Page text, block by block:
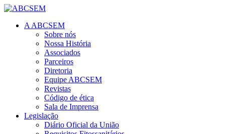
A ABCSEM
Sobre nós
Nossa História
Associados
Parceiros
Diretoria
Equipe ABCSEM
Revistas
Código de ética
Sala de Imprensa
Legislação
Diário Oficial da União